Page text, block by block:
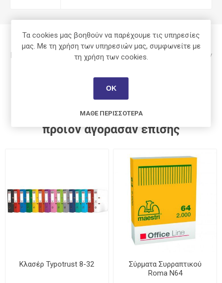
Μόνο οι εγγεγραμμένοι χρήστες μπορούν να γράψουν
Οι πελάτες που αγόρασαν αυτό το
προϊόν αγόρασαν επίσης
Κλασέρ Typotrust 8-32
Σύρματα Συρραπτικού
Roma N64
Τα cookies μας βοηθούν να παρέχουμε τις υπηρεσίες
μας. Με τη χρήση των υπηρεσιών μας, συμφωνείτε με
τη χρήση των cookies.
ΟΚ
ΜΆΘΕ ΠΕΡΙΣΣΌΤΕΡΑ